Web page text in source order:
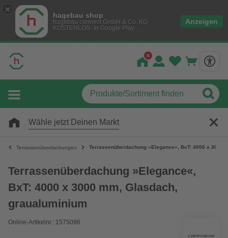
hagebau shop
hagebau connect GmbH & Co. KG
KOSTENLOS- In Google Play
Anzeigen
Wähle jetzt Deinen Markt
Terrassenüberdachungen Terrassenüberdachung »Elegance«, BxT: 4000 x 3000
Terrassenüberdachung »Elegance«,
BxT: 4000 x 3000 mm, Glasdach,
graualuminium
Online-Artikelnr.: 1575096